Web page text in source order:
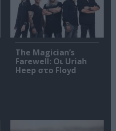
The Magician’s
Farewell: Οι Uriah
Heep στο Floyd